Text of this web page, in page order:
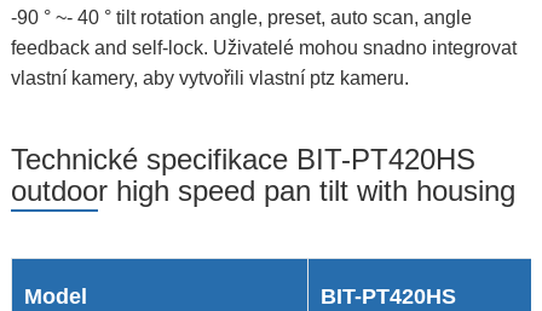
-90 ° ~- 40 ° tilt rotation angle, preset, auto scan, angle
feedback and self-lock. Uživatelé mohou snadno integrovat
vlastní kamery, aby vytvořili vlastní ptz kameru.
Technické specifikace BIT-PT420HS
outdoor high speed pan tilt with housing
Model BIT-PT420HS